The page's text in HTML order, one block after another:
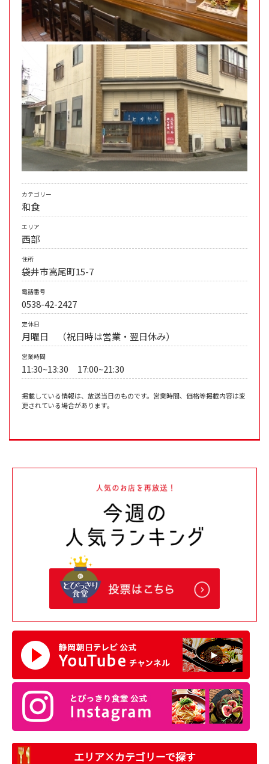
カテゴリー
和食
エリア
西部
住所
袋井市高尾町15-7
電話番号
0538-42-2427
定休日
月曜日 （祝日時は営業・翌日休み）
営業時間
11:30~13:30 17:00~21:30
掲載している情報は、放送当日のものです。営業時間、価格等掲載内容は変
更されている場合があります。
エリア×カテゴリーで探す